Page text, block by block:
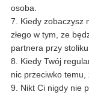
osoba.
7. Kiedy zobaczysz
złego w tym, ze
partnera przy stoliku.
8. Kiedy Twój
nic przeciwko temu,
9. Nikt Ci nigdy nie